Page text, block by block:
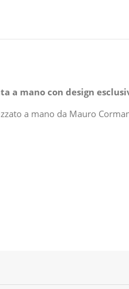
a mano con design
a mano da Mauro